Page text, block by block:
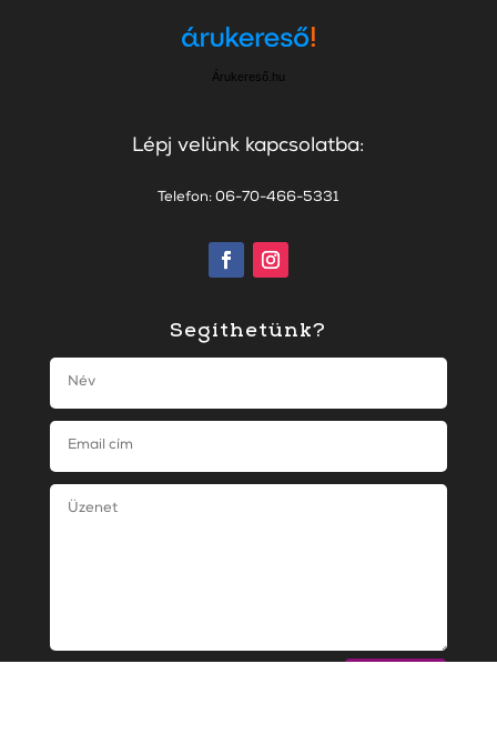
Árukereső.hu
Lépj velünk kapcsolatba:
Telefon: 06-70-466-5331
Segíthetünk?